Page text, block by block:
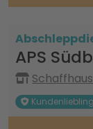
APS
Kundenliebling